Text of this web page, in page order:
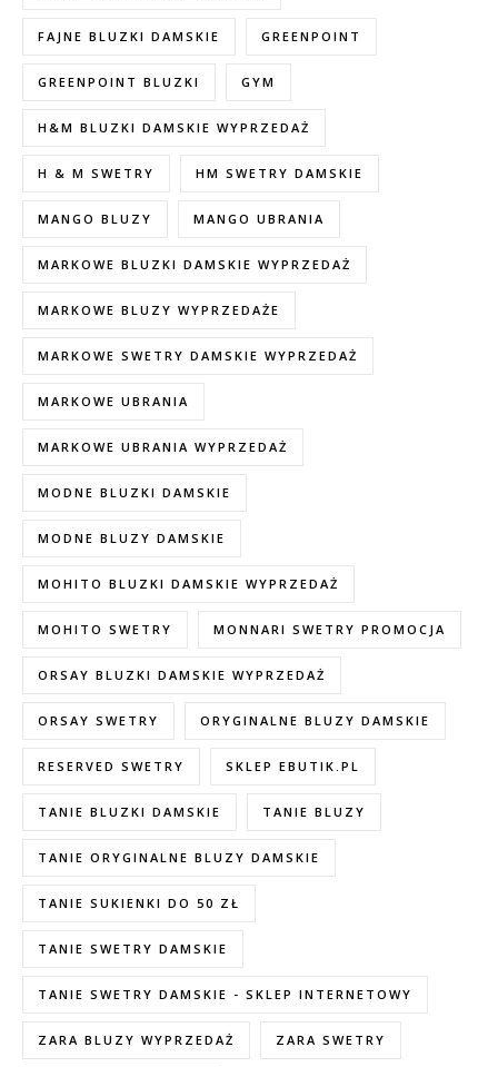
FAJNE BLUZKI DAMSKIE GREENPOINT
GREENPOINT BLUZKI GYM
H&M BLUZKI DAMSKIE WYPRZEDAŻ
H & M SWETRY HM SWETRY DAMSKIE
MANGO BLUZY MANGO UBRANIA
MARKOWE BLUZKI DAMSKIE WYPRZEDAŻ
MARKOWE BLUZY WYPRZEDAŻE
MARKOWE SWETRY DAMSKIE WYPRZEDAŻ
MARKOWE UBRANIA
MARKOWE UBRANIA WYPRZEDAŻ
MODNE BLUZKI DAMSKIE
MODNE BLUZY DAMSKIE
MOHITO BLUZKI DAMSKIE WYPRZEDAŻ
MOHITO SWETRY MONNARI SWETRY PROMOCJA
ORSAY BLUZKI DAMSKIE WYPRZEDAŻ
ORSAY SWETRY ORYGINALNE BLUZY DAMSKIE
RESERVED SWETRY SKLEP EBUTIK.PL
TANIE BLUZKI DAMSKIE TANIE BLUZY
TANIE ORYGINALNE BLUZY DAMSKIE
TANIE SUKIENKI DO 50 ZŁ
TANIE SWETRY DAMSKIE
TANIE SWETRY DAMSKIE - SKLEP INTERNETOWY
ZARA BLUZY WYPRZEDAŻ ZARA SWETRY